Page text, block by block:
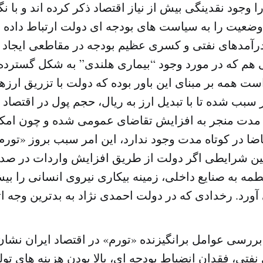
وجود نقدینگی بیش از نیاز اقتصاد ذکر کرده اند و
را به سیاست های بودجه ای دولت ارتباط داده
نفتی و کسری عظیم بودجه در مقاطعی
هم که در مورد وجود “بیماری هلندی” به شکل گسترده
همه بر مبنای این باور بوده که دولت با تزریق
شده تا با تبدیل ارز به ریال، حجم پول در اقتصاد
مدت منجر به افزایش تقاضای عمومی شده و چون
در کوتاه مدت وجود ندارد، این امر سبب بروز
شرایطی اگر دولت از طریق افزایش واردات در
به صنایع داخلی، زمینه بیکاری نیروی انسانی را
عوامل برانگیزنده «تورم» در اقتصاد ایران
فقدان انضباط بودجه ای، بالا بودن هزینه های